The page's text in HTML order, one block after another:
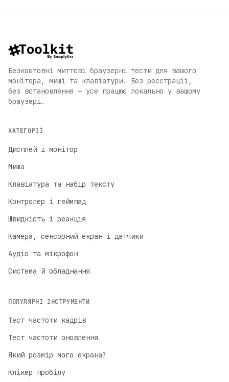
Безкоштовні миттєві браузерні тести для вашого
монітора, миші та клавіатури. Без реєстрації,
без встановлення — усе працює локально у вашому
браузері.
КАТЕГОРІЇ
Дисплей і монітор
Миша
Клавіатура та набір тексту
Контролер і геймпад
Швидкість і реакція
Камера, сенсорний екран і датчики
Аудіо та мікрофон
Система й обладнання
ПОПУЛЯРНІ ІНСТРУМЕНТИ
Тест частоти кадрів
Тест частоти оновлення
Який розмір мого екрана?
Клікер пробілу
English
Deutsch